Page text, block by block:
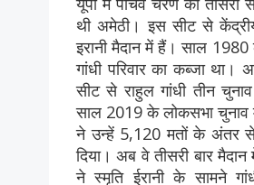
थी अमेठी। इस सीट से
इरानी मैदान में हैं। साल
गांधी परिवार का कब्जा था।
सीट से राहुल गांधी तीन
साल 2019 के लोकसभा चुनाव
ने उन्हें 5,120 मतों के अंतर
दिया। अब वे तीसरी बार
ने स्मृति ईरानी के सामने